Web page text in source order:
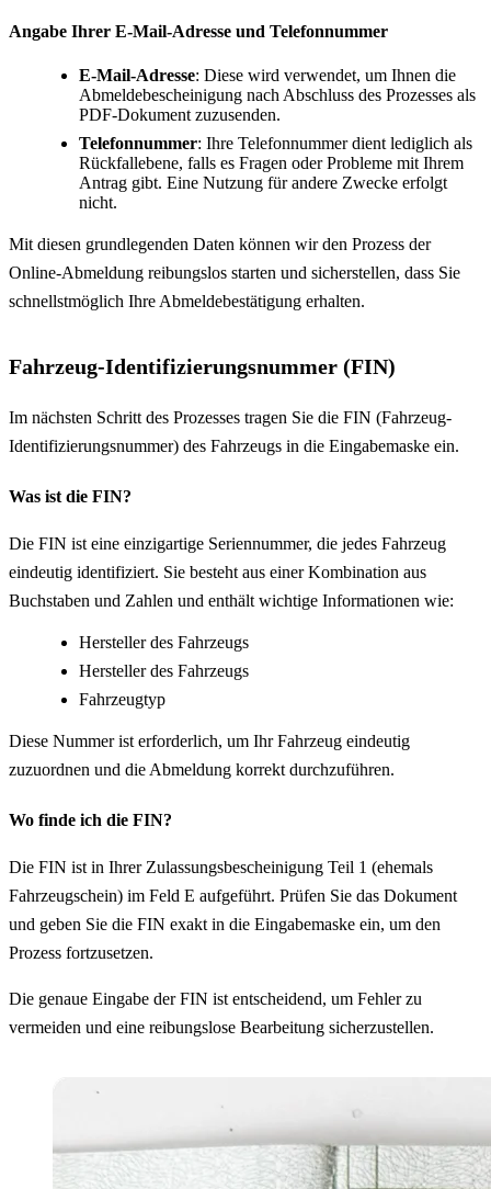
Angabe Ihrer E-Mail-Adresse und Telefonnummer
E-Mail-Adresse: Diese wird verwendet, um Ihnen die
Abmeldebescheinigung nach Abschluss des Prozesses als
PDF-Dokument zuzusenden.
Telefonnummer: Ihre Telefonnummer dient lediglich als
Rückfallebene, falls es Fragen oder Probleme mit Ihrem
Antrag gibt. Eine Nutzung für andere Zwecke erfolgt
nicht.
Mit diesen grundlegenden Daten können wir den Prozess der
Online-Abmeldung reibungslos starten und sicherstellen, dass Sie
schnellstmöglich Ihre Abmeldebestätigung erhalten.
Fahrzeug-Identifizierungsnummer (FIN)
Im nächsten Schritt des Prozesses tragen Sie die FIN (Fahrzeug-
Identifizierungsnummer) des Fahrzeugs in die Eingabemaske ein.
Was ist die FIN?
Die FIN ist eine einzigartige Seriennummer, die jedes Fahrzeug
eindeutig identifiziert. Sie besteht aus einer Kombination aus
Buchstaben und Zahlen und enthält wichtige Informationen wie:
Hersteller des Fahrzeugs
Hersteller des Fahrzeugs
Fahrzeugtyp
Diese Nummer ist erforderlich, um Ihr Fahrzeug eindeutig
zuzuordnen und die Abmeldung korrekt durchzuführen.
Wo finde ich die FIN?
Die FIN ist in Ihrer Zulassungsbescheinigung Teil 1 (ehemals
Fahrzeugschein) im Feld E aufgeführt. Prüfen Sie das Dokument
und geben Sie die FIN exakt in die Eingabemaske ein, um den
Prozess fortzusetzen.
Die genaue Eingabe der FIN ist entscheidend, um Fehler zu
vermeiden und eine reibungslose Bearbeitung sicherzustellen.